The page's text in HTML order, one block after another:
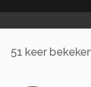
51 keer